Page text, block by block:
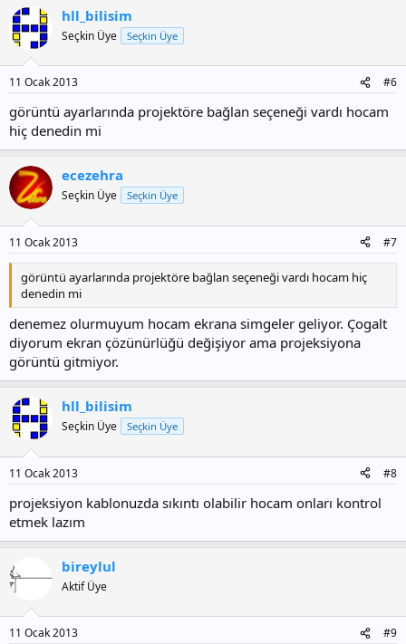
hll_bilisim
Seçkin Üye Seçkin Üye
11 Ocak 2013 #6
görüntü ayarlarında projektöre bağlan seçeneği vardı hocam
hiç denedin mi
ecezehra
Seçkin Üye Seçkin Üye
11 Ocak 2013 #7
görüntü ayarlarında projektöre bağlan seçeneği vardı hocam hiç
denedin mi
denemez olurmuyum hocam ekrana simgeler geliyor. Çogalt
diyorum ekran çözünürlüğü değişiyor ama projeksiyona
görüntü gitmiyor.
hll_bilisim
Seçkin Üye Seçkin Üye
11 Ocak 2013 #8
projeksiyon kablonuzda sıkıntı olabilir hocam onları kontrol
etmek lazım
bireylul
Aktif Üye
11 Ocak 2013 #9